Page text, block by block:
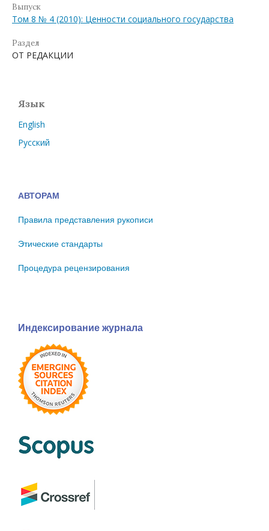
Выпуск
Том 8 № 4 (2010): Ценности социального государства
Раздел
ОТ РЕДАКЦИИ
Язык
English
Русский
АВТОРАМ
Правила представления рукописи
Этические стандарты
Процедура рецензирования
Индексирование журнала